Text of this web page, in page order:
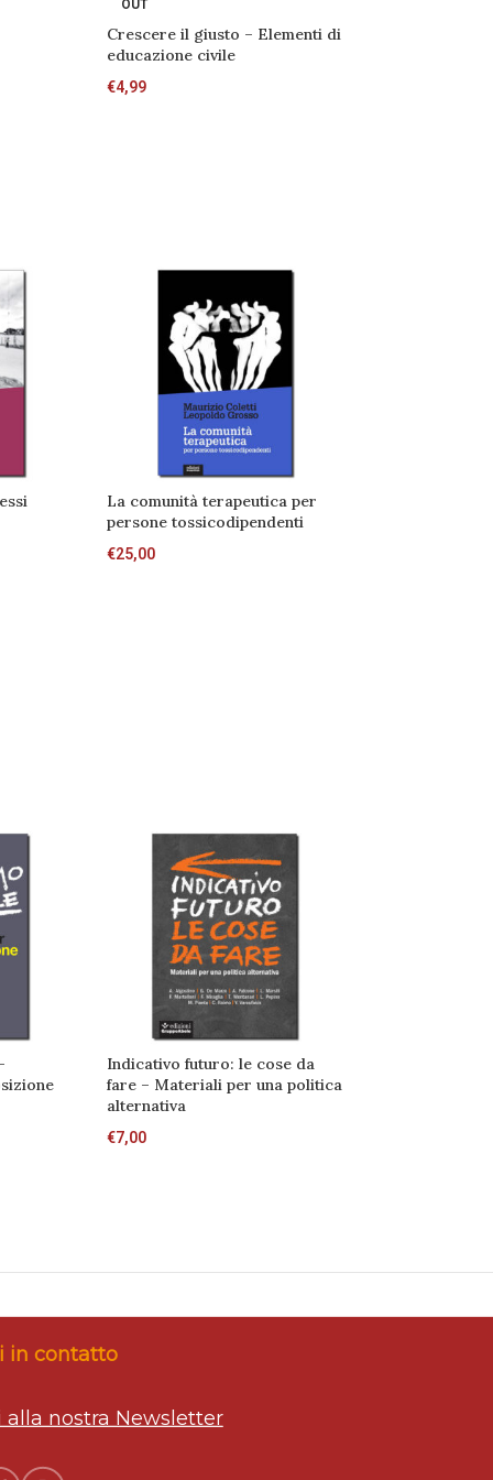
OUT
Crescere il giusto – Elementi di
educazione civile
€4,99
La comunità terapeutica per
persone tossicodipendenti
€25,00
Indicativo futuro: le cose da
fare – Materiali per una politica
alternativa
€7,00
in contatto
alla nostra Newsletter